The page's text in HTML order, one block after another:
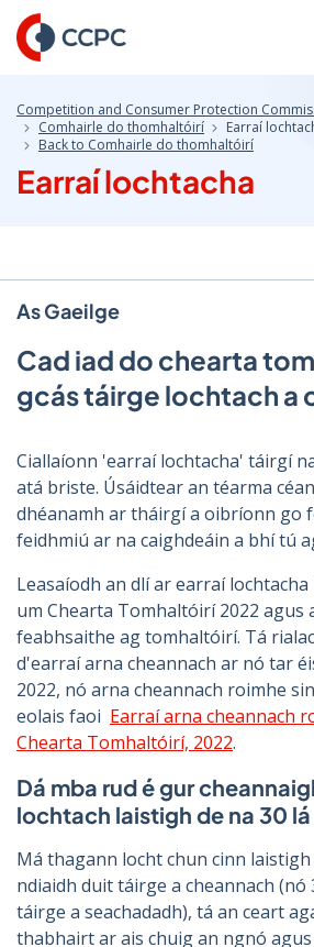
Skip
to
Content
Competition and Consumer Protection
Comhairle do thomhaltóirí
Earraí
Back to Comhairle do thomhaltóirí
Earraí lochtacha
As Gaeilge
Cad iad do chearta
gcás táirge lochtach a
Ciallaíonn 'earraí lochtacha' táirgí
atá briste. Úsáidtear an téarma
dhéanamh ar tháirgí a oibríonn go
feidhmiú ar na caighdeáin a bhí tú
Leasaíodh an dlí ar earraí
um Chearta Tomhaltóirí 2022 agus
feabhsaithe ag tomhaltóirí. Tá
d'earraí arna cheannach ar nó tar
2022, nó arna cheannach roimhe
eolais faoi Earraí arna cheannach
Chearta Tomhaltóirí, 2022.
Dá mba rud é gur
lochtach laistigh de na 30
Má thagann locht chun cinn laistigh
ndiaidh duit táirge a cheannach (nó
táirge a seachadadh), tá an ceart
thabhairt ar ais chuig an ngnó